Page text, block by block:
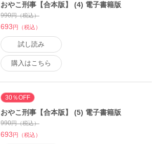
おやこ刑事【合本版】 (4) 電子書籍版
990円（税込）
693円（税込）
試し読み
購入はこちら
30％OFF
おやこ刑事【合本版】 (5) 電子書籍版
990円（税込）
693円（税込）